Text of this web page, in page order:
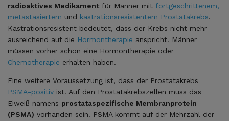
radioaktives Medikament für Männer mit fortgeschrittenem,
metastasiertem und kastrationsresistentem Prostatakrebs.
Kastrationsresistent bedeutet, dass der Krebs nicht mehr
ausreichend auf die Hormontherapie anspricht. Männer
müssen vorher schon eine Hormontherapie oder
Chemotherapie erhalten haben.
Eine weitere Voraussetzung ist, dass der Prostatakrebs
PSMA-positiv ist. Auf den Prostatakrebszellen muss das
Eiweiß namens prostataspezifische Membranprotein
(PSMA) vorhanden sein. PSMA kommt auf der Mehrzahl der